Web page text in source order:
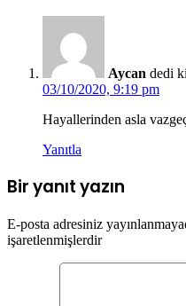
Aycan dedi
03/10/2020, 9:19 pm
Hayallerinden asla
Yanıtla
Bir yanıt yazın
E-posta adresiniz
işaretlenmişlerdir